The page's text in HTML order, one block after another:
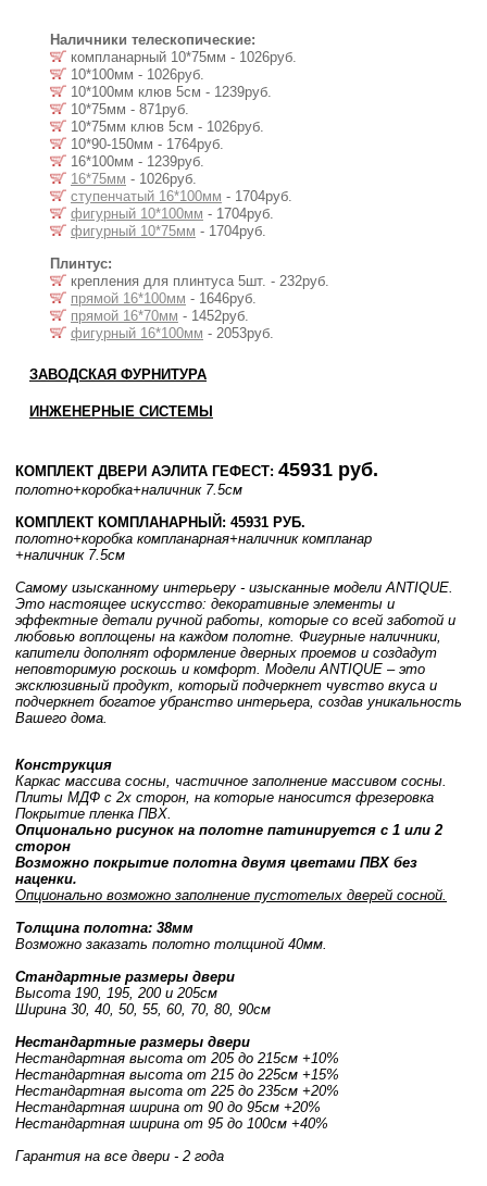
Наличники телескопические:
компланарный 10*75мм - 1026руб.
10*100мм - 1026руб.
10*100мм клюв 5см - 1239руб.
10*75мм - 871руб.
10*75мм клюв 5см - 1026руб.
10*90-150мм - 1764руб.
16*100мм - 1239руб.
16*75мм - 1026руб.
ступенчатый 16*100мм - 1704руб.
фигурный 10*100мм - 1704руб.
фигурный 10*75мм - 1704руб.
Плинтус:
крепления для плинтуса 5шт. - 232руб.
прямой 16*100мм - 1646руб.
прямой 16*70мм - 1452руб.
фигурный 16*100мм - 2053руб.
ЗАВОДСКАЯ ФУРНИТУРА
ИНЖЕНЕРНЫЕ СИСТЕМЫ
КОМПЛЕКТ ДВЕРИ АЭЛИТА ГЕФЕСТ: 45931 руб.
полотно+коробка+наличник 7.5см
КОМПЛЕКТ КОМПЛАНАРНЫЙ: 45931 РУБ.
полотно+коробка компланарная+наличник компланар
+наличник 7.5см
Самому изысканному интерьеру - изысканные модели ANTIQUE.
Это настоящее искусство: декоративные элементы и
эффектные детали ручной работы, которые со всей заботой и
любовью воплощены на каждом полотне. Фигурные наличники,
капители дополнят оформление дверных проемов и создадут
неповторимую роскошь и комфорт. Модели ANTIQUE – это
эксклюзивный продукт, который подчеркнет чувство вкуса и
подчеркнет богатое убранство интерьера, создав уникальность
Вашего дома.
Конструкция
Каркас массива сосны, частичное заполнение массивом сосны.
Плиты МДФ с 2х сторон, на которые наносится фрезеровка
Покрытие пленка ПВХ.
Опционально рисунок на полотне патинируется с 1 или 2
сторон
Возможно покрытие полотна двумя цветами ПВХ без
наценки.
Опционально возможно заполнение пустотелых дверей сосной.
Толщина полотна: 38мм
Возможно заказать полотно толщиной 40мм.
Стандартные размеры двери
Высота 190, 195, 200 и 205см
Ширина 30, 40, 50, 55, 60, 70, 80, 90см
Нестандартные размеры двери
Нестандартная высота от 205 до 215см +10%
Нестандартная высота от 215 до 225см +15%
Нестандартная высота от 225 до 235см +20%
Нестандартная ширина от 90 до 95см +20%
Нестандартная ширина от 95 до 100см +40%
Гарантия на все двери - 2 года